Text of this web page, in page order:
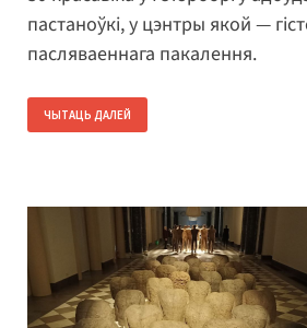
пастаноўкі, у цэнтры якой —
пасляваеннага пакалення.
ЧЫТАЦЬ ДАЛЕЙ